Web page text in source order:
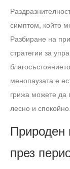
симптом, който
Разбиране на
стратегии за
менопаузата е
грижа можете да
лесно и спокойно.
Природен
през